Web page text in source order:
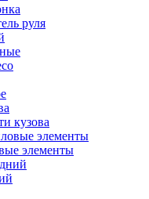
руля
кузова
элементы
элементы